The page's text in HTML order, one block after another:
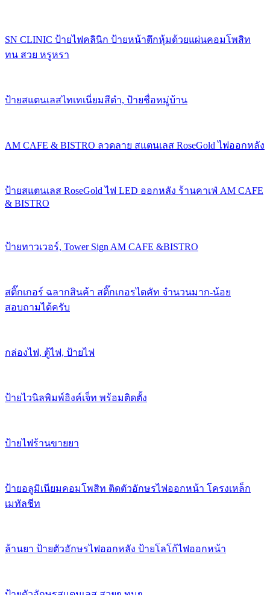
SN CLINIC ป้ายไฟคลินิก ป้ายหน้าตึกหุ้มด้วยแผ่นคอมโพสิท
ทน สวย หรูหรา
ป้ายสแตนเลสไทเทเนี่ยมสีดำ, ป้ายชื่อหมู่บ้าน
AM CAFE & BISTRO ลวดลาย สแตนเลส RoseGold ไฟออกหลัง
ป้ายสแตนเลส RoseGold ไฟ LED ออกหลัง ร้านคาเฟ่ AM CAFE
& BISTRO
ป้ายทาวเวอร์, Tower Sign AM CAFE &BISTRO
สติ๊กเกอร์ ฉลากสินค้า สติ๊กเกอรไดคัท จำนวนมาก-น้อย
สอบถามได้ครับ
กล่องไฟ, ตู้ไฟ, ป้ายไฟ
ป้ายไวนิลพิมพ์อิงค์เจ็ท พร้อมติดตั้ง
ป้ายไฟร้านขายยา
ป้ายอลูมิเนียมคอมโพสิท ติดตัวอักษรไฟออกหน้า โครงเหล็ก
เมทัลชีท
ล้านยา ป้ายตัวอักษรไฟออกหลัง ป้ายโลโก้ไฟออกหน้า